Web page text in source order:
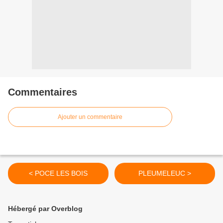
Commentaires
Ajouter un commentaire
< POCE LES BOIS PLEUMELEUC >
Hébergé par Overblog